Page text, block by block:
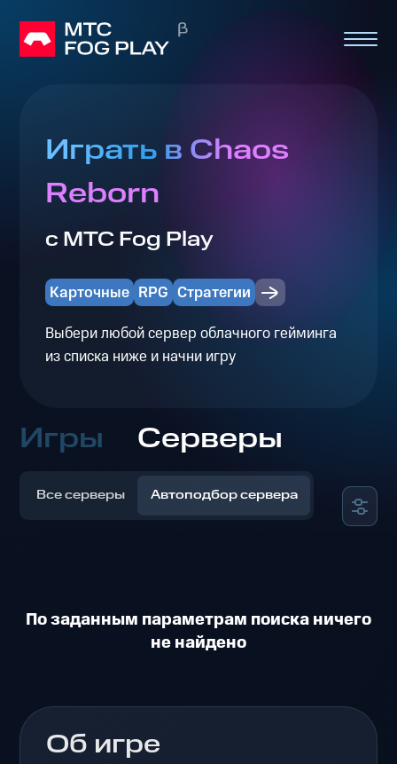
Играть в Chaos
Reborn
с МТС Fog Play
Карточные RPG Стратегии
Выбери любой сервер облачного гейминга
из списка ниже и начни игру
Игры Серверы
Все серверы Автоподбор сервера
По заданным параметрам поиска ничего
не найдено
Об игре